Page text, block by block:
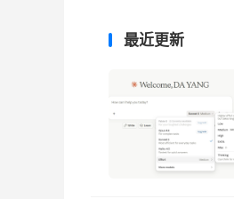
最近更新